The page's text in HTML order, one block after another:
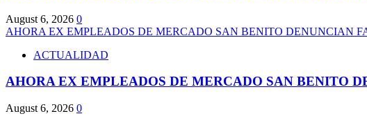
August 6, 2026 0
AHORA EX EMPLEADOS DE MERCADO SAN BENITO DENUNCIAN
ACTUALIDAD
AHORA EX EMPLEADOS DE MERCADO SAN BENITO
August 6, 2026 0